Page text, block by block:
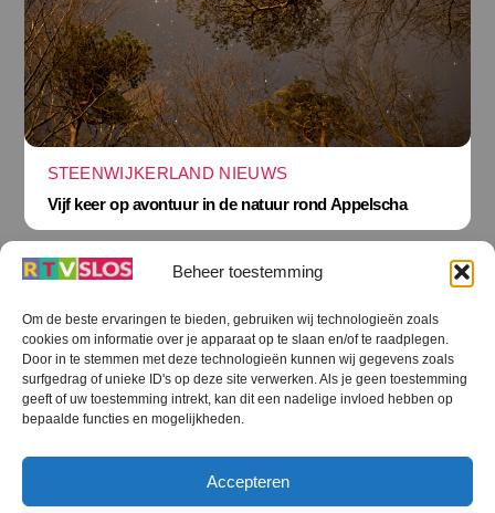
Beheer toestemming
Om de beste ervaringen te bieden, gebruiken wij technologieën zoals
cookies om informatie over je apparaat op te slaan en/of te raadplegen.
Door in te stemmen met deze technologieën kunnen wij gegevens zoals
surfgedrag of unieke ID's op deze site verwerken. Als je geen toestemming
geeft of uw toestemming intrekt, kan dit een nadelige invloed hebben op
bepaalde functies en mogelijkheden.
Accepteren
STEENWIJKERLAND NIEUWS
Vijf keer op avontuur in de natuur rond Appelscha
Terug
naar
boven
RTV SLOS
RTV SLOS ANBI